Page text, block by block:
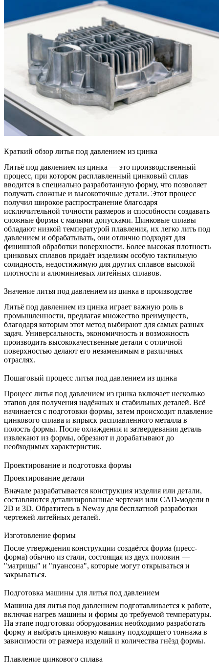
Краткий обзор литья под давлением из цинка
Литьё под давлением из цинка — это производственный
процесс, при котором расплавленный цинковый сплав
вводится в специально разработанную форму, что позволяет
получать сложные и высокоточные детали. Этот процесс
получил широкое распространение благодаря
исключительной точности размеров и способности создавать
сложные формы с малыми допусками. Цинковые сплавы
обладают низкой температурой плавления, их легко лить под
давлением и обрабатывать, они отлично подходят для
финишной обработки поверхности. Более высокая плотность
цинковых сплавов придаёт изделиям особую тактильную
солидность, недостижимую для других сплавов высокой
плотности и алюминиевых литейных сплавов.
Значение литья под давлением из цинка в производстве
Литьё под давлением из цинка играет важную роль в
промышленности, предлагая множество преимуществ,
благодаря которым этот метод выбирают для самых разных
задач. Универсальность, экономичность и возможность
производить высококачественные детали с отличной
поверхностью делают его незаменимым в различных
отраслях.
Пошаговый процесс литья под давлением из цинка
Процесс литья под давлением из цинка включает несколько
этапов для получения надёжных и стабильных деталей. Всё
начинается с подготовки формы, затем происходит плавление
цинкового сплава и впрыск расплавленного металла в
полость формы. После охлаждения и затвердевания деталь
извлекают из формы, обрезают и дорабатывают до
необходимых характеристик.
Проектирование и подготовка формы
Проектирование детали
Вначале разрабатывается конструкция изделия или детали,
составляются детализированные чертежи или CAD-модели в
2D и 3D. Обратитесь в Neway для бесплатной разработки
чертежей литейных деталей.
Изготовление формы
После утверждения конструкции создаётся форма (пресс-
форма) обычно из стали, состоящая из двух половин —
"матрицы" и "пуансона", которые могут открываться и
закрываться.
Подготовка машины для литья под давлением
Машина для литья под давлением подготавливается к работе,
включая нагрев машины и формы до требуемой температуры.
На этапе подготовки оборудования необходимо разработать
форму и выбрать цинковую машину подходящего тоннажа в
зависимости от размера изделий и количества гнёзд формы.
Плавление цинкового сплава